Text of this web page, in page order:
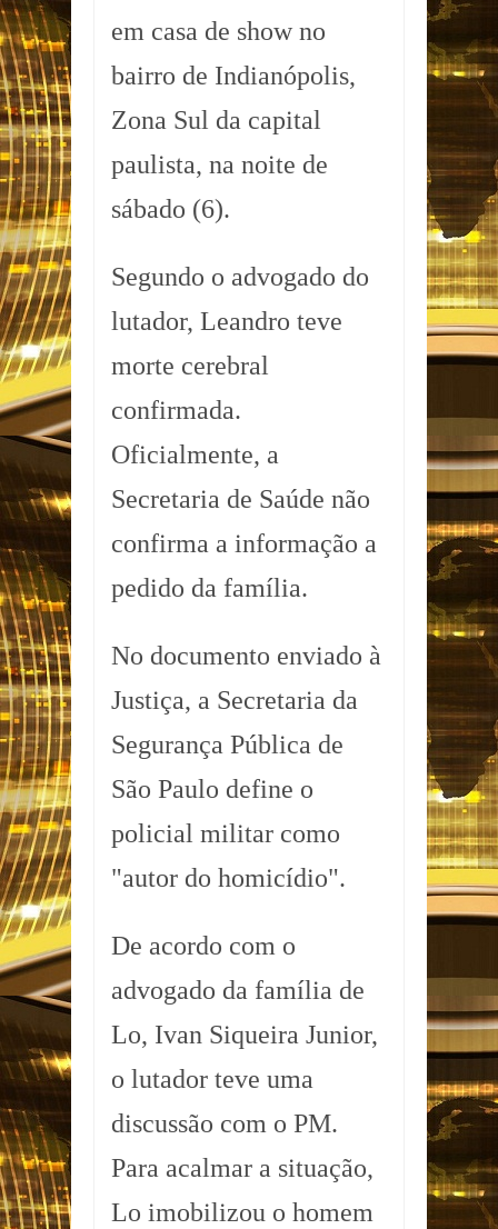
em casa de show no
bairro de Indianópolis,
Zona Sul da capital
paulista, na noite de
sábado (6).
Segundo o advogado do
lutador, Leandro teve
morte cerebral
confirmada.
Oficialmente, a
Secretaria de Saúde não
confirma a informação a
pedido da família.
No documento enviado à
Justiça, a Secretaria da
Segurança Pública de
São Paulo define o
policial militar como
"autor do homicídio".
De acordo com o
advogado da família de
Lo, Ivan Siqueira Junior,
o lutador teve uma
discussão com o PM.
Para acalmar a situação,
Lo imobilizou o homem